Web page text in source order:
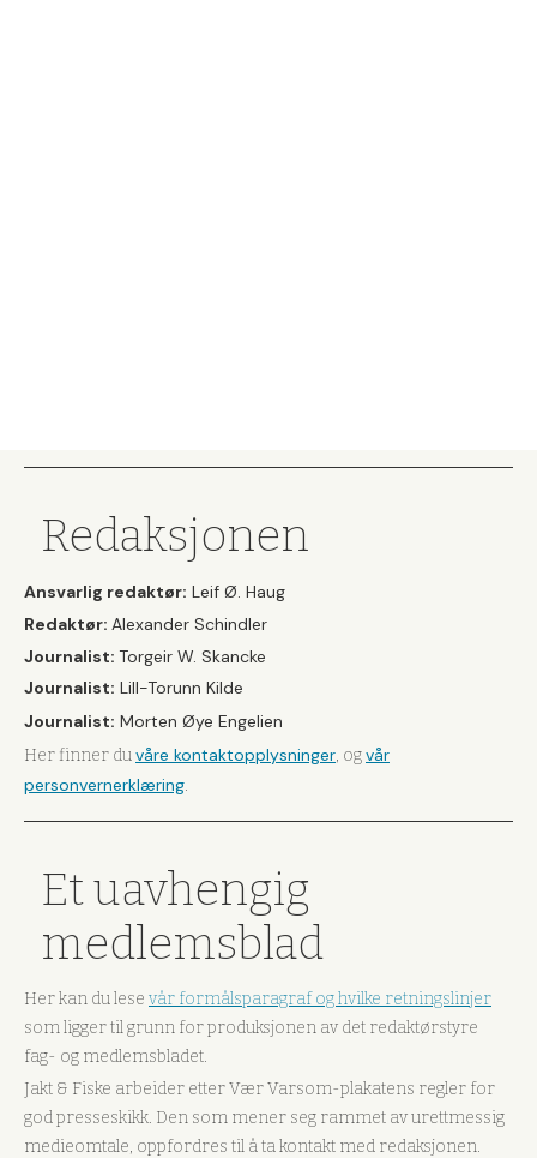
Redaksjonen
Ansvarlig redaktør: Leif Ø. Haug
Redaktør: Alexander Schindler
Journalist: Torgeir W. Skancke
Journalist: Lill-Torunn Kilde
Journalist: Morten Øye Engelien
Her finner duvåre kontaktopplysninger, ogvår
personvernerklæring.
Et uavhengig
medlemsblad
Her kan du lese vår formålsparagraf og hvilke retningslinjer
som ligger til grunn for produksjonen av det redaktørstyre
fag- og medlemsbladet.
Jakt & Fiske arbeider etter Vær Varsom-plakatens regler for
god presseskikk. Den som mener seg rammet av urettmessig
medieomtale, oppfordres til å ta kontakt med redaksjonen.